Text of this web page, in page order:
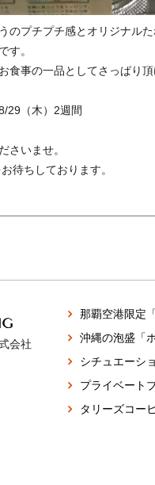
のプチプチ感とオリジナル
す。
食事の一品としてさっぱり頂
29（木）2週間
さいませ。
待ちしております。
会社
那覇空港限定
沖縄の泡盛「
シチュエーシ
プライベート
タリーズコー